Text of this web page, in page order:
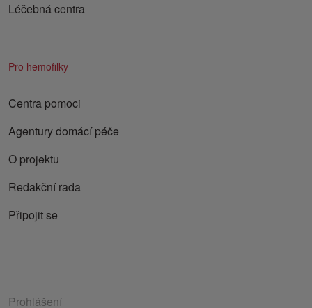
Léčebná centra
Pro hemofilky
Centra pomoci
Agentury domácí péče
O projektu
Redakční rada
Připojit se
Prohlášení